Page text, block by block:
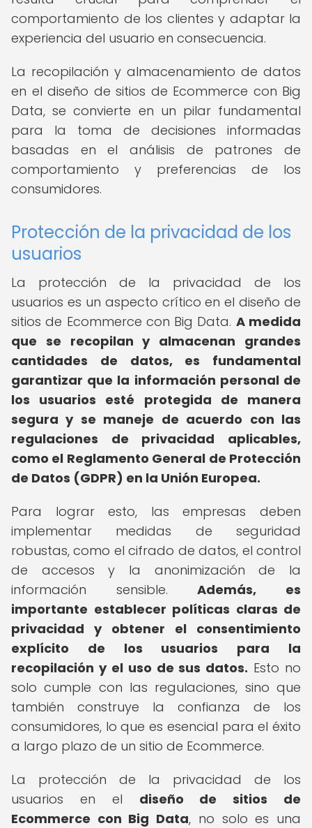
comportamiento de los clientes y adaptar la
experiencia del usuario en consecuencia.
La recopilación y almacenamiento de datos
en el diseño de sitios de Ecommerce con Big
Data, se convierte en un pilar fundamental
para la toma de decisiones informadas
basadas en el análisis de patrones de
comportamiento y preferencias de los
consumidores.
Protección de la privacidad de los
usuarios
La protección de la privacidad de los
usuarios es un aspecto crítico en el diseño de
sitios de Ecommerce con Big Data. A medida
que se recopilan y almacenan grandes
cantidades de datos, es fundamental
garantizar que la información personal de
los usuarios esté protegida de manera
segura y se maneje de acuerdo con las
regulaciones de privacidad aplicables,
como el Reglamento General de Protección
de Datos (GDPR) en la Unión Europea.
Para lograr esto, las empresas deben
implementar medidas de seguridad
robustas, como el cifrado de datos, el control
de accesos y la anonimización de la
información sensible.Además, es
importante establecer políticas claras de
privacidad y obtener el consentimiento
explícito de los usuarios para la
recopilación y el uso de sus datos. Esto no
solo cumple con las regulaciones, sino que
también construye la confianza de los
consumidores, lo que es esencial para el éxito
a largo plazo de un sitio de Ecommerce.
La protección de la privacidad de los
usuarios en el diseño de sitios de
Ecommerce con Big Data, no solo es una